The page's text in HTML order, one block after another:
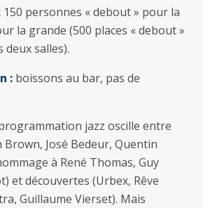
150 personnes « debout » pour la
la grande (500 places « debout »
deux salles).
: boissons au bar, pas de
jazz oscille entre
José Bedeur, Quentin
à René Thomas, Guy
et découvertes (Urbex, Rêve
Guillaume Vierset). Mais